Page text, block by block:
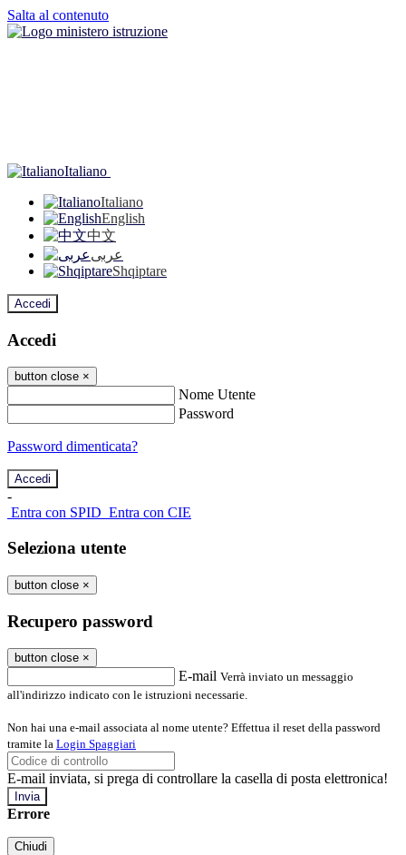
Salta al contenuto
Italiano
Italiano
English
中文
عربى
Shqiptare
Accedi
Accedi
button close ×
Nome Utente
Password
Password dimenticata?
-
Entra con SPID Entra con CIE
Seleziona utente
button close ×
Recupero password
button close ×
E-mail Verrà inviato un messaggio
all'indirizzo indicato con le istruzioni necessarie.
Non hai una e-mail associata al nome utente? Effettua il reset della password
tramite la Login Spaggiari
E-mail inviata, si prega di controllare la casella di posta elettronica!
Errore
Chiudi